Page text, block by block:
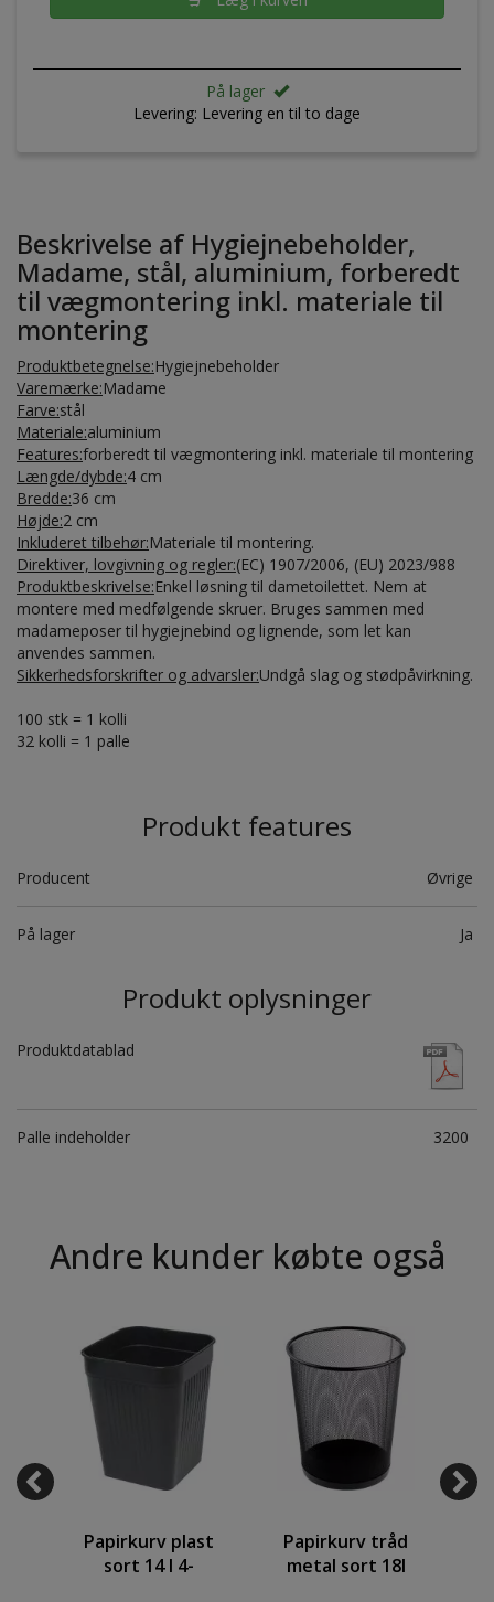
På lager
Levering: Levering en til to dage
Beskrivelse af Hygiejnebeholder,
Madame, stål, aluminium, forberedt
til vægmontering inkl. materiale til
montering
Produktbetegnelse:Hygiejnebeholder
Varemærke:Madame
Farve:stål
Materiale:aluminium
Features:forberedt til vægmontering inkl. materiale til montering
Længde/dybde:4 cm
Bredde:36 cm
Højde:2 cm
Inkluderet tilbehør:Materiale til montering.
Direktiver, lovgivning og regler:(EC) 1907/2006, (EU) 2023/988
Produktbeskrivelse:Enkel løsning til dametoilettet. Nem at
montere med medfølgende skruer. Bruges sammen med
madameposer til hygiejnebind og lignende, som let kan
anvendes sammen.
Sikkerhedsforskrifter og advarsler:Undgå slag og stødpåvirkning.
100 stk = 1 kolli
32 kolli = 1 palle
Produkt features
Producent Øvrige
På lager Ja
Produkt oplysninger
Produktdatablad
Palle indeholder 3200
Andre kunder købte også
Papirkurv plast
sort 14 l 4-
Papirkurv tråd
metal sort 18l